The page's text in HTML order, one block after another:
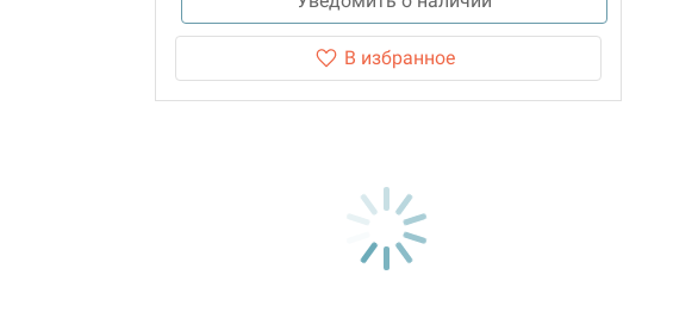
В избранное